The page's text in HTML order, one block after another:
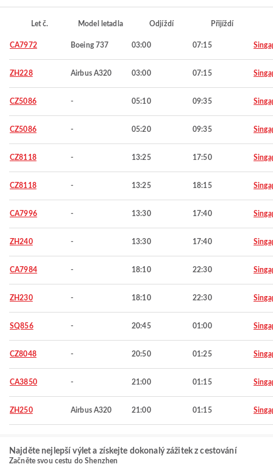
Let č. Model letadla Odjíždí Přijíždí
CA7972 Boeing 737 03:00 07:15
ZH228 Airbus A320 03:00 07:15
CZ5086 - 05:10 09:35
CZ5086 - 05:20 09:35
CZ8118 - 13:25 17:50
CZ8118 - 13:25 18:15
CA7996 - 13:30 17:40
ZH240 - 13:30 17:40
CA7984 - 18:10 22:30
ZH230 - 18:10 22:30
SQ856 - 20:45 01:00
CZ8048 - 20:50 01:25
CA3850 - 21:00 01:15
ZH250 Airbus A320 21:00 01:15
Najděte nejlepší výlet a získejte dokonalý zážitek z cestování
Začněte svou cestu do Shenzhen